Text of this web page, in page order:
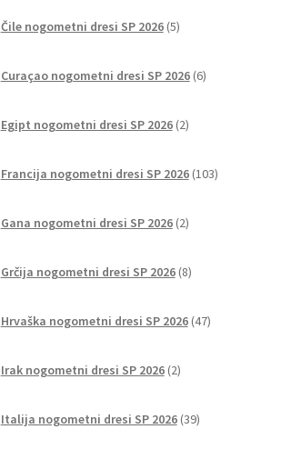
Čile nogometni dresi SP 2026 5izdelkov
Curaçao nogometni dresi SP 2026 6izdelkov
Egipt nogometni dresi SP 2026 2izdelka
Francija nogometni dresi SP 2026 103izdelki
Gana nogometni dresi SP 2026 2izdelka
Grčija nogometni dresi SP 2026 8izdelkov
Hrvaška nogometni dresi SP 2026 47izdelkov
Irak nogometni dresi SP 2026 2izdelka
Italija nogometni dresi SP 2026 39izdelkov